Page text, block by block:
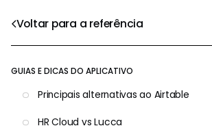
Voltar para a referência
GUIAS E DICAS DO APLICATIVO
Principais alternativas ao Airtable
HR Cloud vs Lucca